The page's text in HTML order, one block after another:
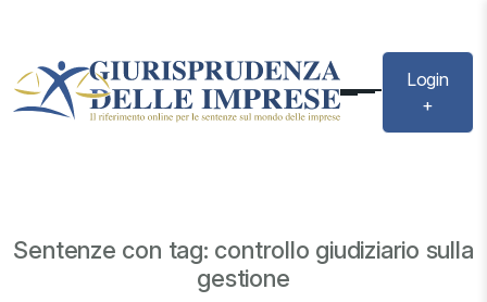
Login
+
Sentenze con tag: controllo giudiziario sulla
gestione